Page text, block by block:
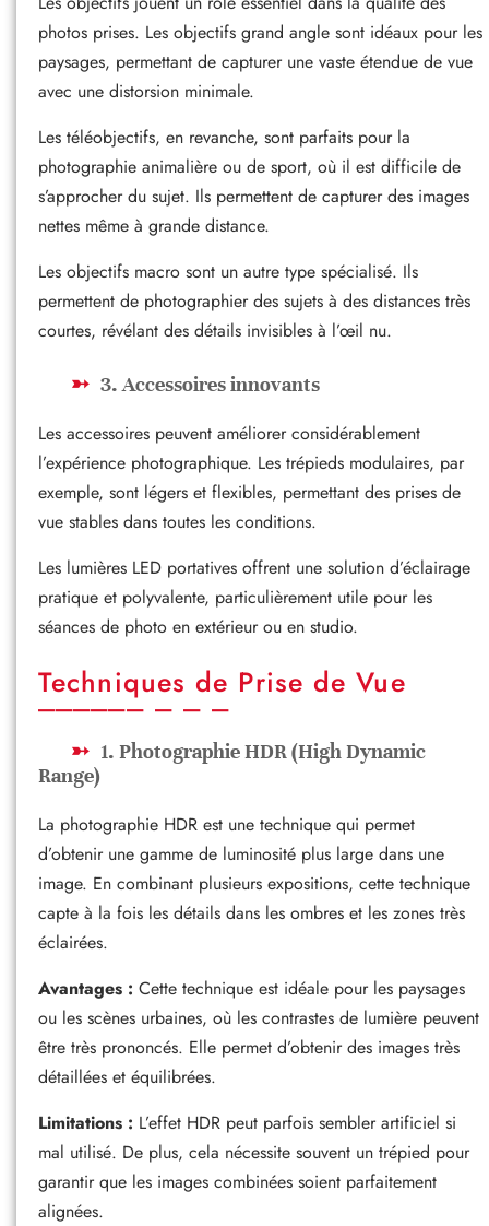
photos prises. Les objectifs grand angle sont idéaux pour les
paysages, permettant de capturer une vaste étendue de vue
avec une distorsion minimale.
Les téléobjectifs, en revanche, sont parfaits pour la
photographie animalière ou de sport, où il est difficile de
s’approcher du sujet. Ils permettent de capturer des images
nettes même à grande distance.
Les objectifs macro sont un autre type spécialisé. Ils
permettent de photographier des sujets à des distances très
courtes, révélant des détails invisibles à l’œil nu.
3. Accessoires innovants
Les accessoires peuvent améliorer considérablement
l’expérience photographique. Les trépieds modulaires, par
exemple, sont légers et flexibles, permettant des prises de
vue stables dans toutes les conditions.
Les lumières LED portatives offrent une solution d’éclairage
pratique et polyvalente, particulièrement utile pour les
séances de photo en extérieur ou en studio.
Techniques de Prise de Vue
1. Photographie HDR (High Dynamic
Range)
La photographie HDR est une technique qui permet
d’obtenir une gamme de luminosité plus large dans une
image. En combinant plusieurs expositions, cette technique
capte à la fois les détails dans les ombres et les zones très
éclairées.
Avantages : Cette technique est idéale pour les paysages
ou les scènes urbaines, où les contrastes de lumière peuvent
être très prononcés. Elle permet d’obtenir des images très
détaillées et équilibrées.
Limitations : L’effet HDR peut parfois sembler artificiel si
mal utilisé. De plus, cela nécessite souvent un trépied pour
garantir que les images combinées soient parfaitement
alignées.